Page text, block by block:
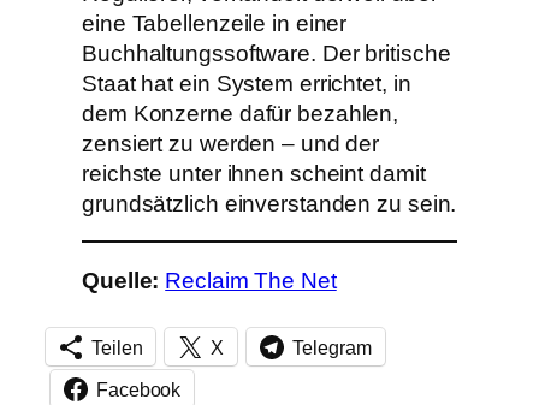
eine Tabellenzeile in einer
Buchhaltungssoftware. Der britische
Staat hat ein System errichtet, in
dem Konzerne dafür bezahlen,
zensiert zu werden – und der
reichste unter ihnen scheint damit
grundsätzlich einverstanden zu sein.
Quelle: Reclaim The Net
Teilen X Telegram
Facebook